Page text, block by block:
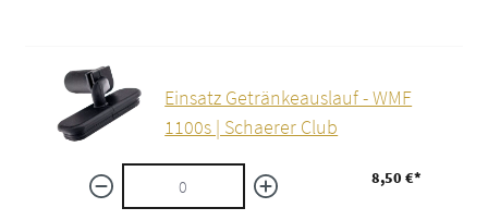
Einsatz Getränkeauslauf - WMF
1100s | Schaerer Club
8,50 €*